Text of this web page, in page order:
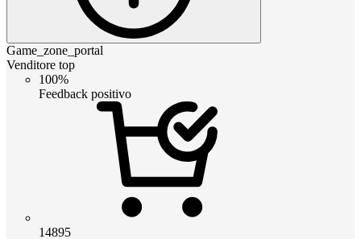
Game_zone_portal
Venditore top
100%
Feedback positivo
14895